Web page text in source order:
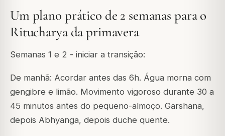
Um plano prático de 2 semanas para o
Ritucharya da primavera
Semanas 1 e 2 - iniciar a transição:
De manhã: Acordar antes das 6h. Água morna com
gengibre e limão. Movimento vigoroso durante 30 a
45 minutos antes do pequeno-almoço. Garshana,
depois Abhyanga, depois duche quente.